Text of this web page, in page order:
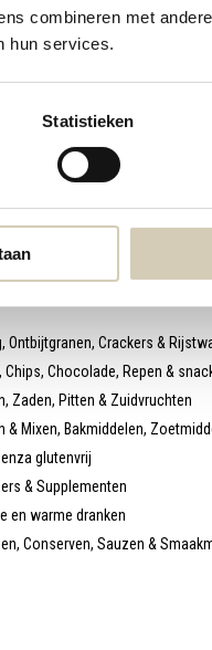
combineren met
hun services.
Statistieken
Ontbijtgranen, Crackers &
Chips, Chocolade, Repen &
Zaden, Pitten & Zuidvruchten
& Mixen, Bakmiddelen,
glutenvrij
& Supplementen
en warme dranken
Conserven, Sauzen &